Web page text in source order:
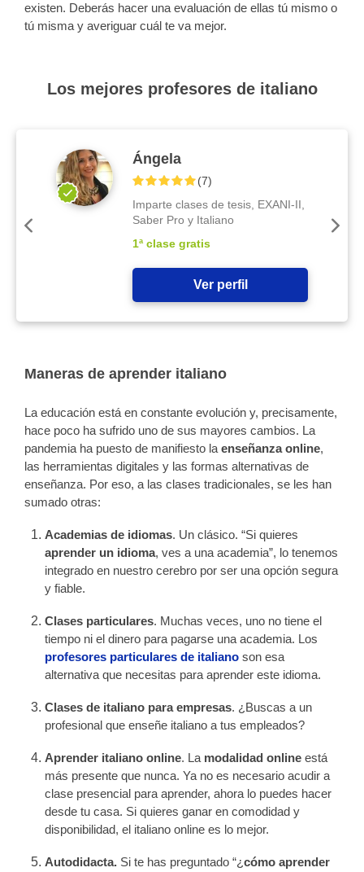
existen. Deberás hacer una evaluación de ellas tú mismo o
tú misma y averiguar cuál te va mejor.
Los mejores profesores de italiano
Ángela
(7)
Imparte clases de tesis, EXANI-II,
Saber Pro y Italiano
1ª clase gratis
Ver perfil
Maneras de aprender italiano
La educación está en constante evolución y, precisamente,
hace poco ha sufrido uno de sus mayores cambios. La
pandemia ha puesto de manifiesto la enseñanza online,
las herramientas digitales y las formas alternativas de
enseñanza. Por eso, a las clases tradicionales, se les han
sumado otras:
Academias de idiomas. Un clásico. “Si quieres
aprender un idioma, ves a una academia”, lo tenemos
integrado en nuestro cerebro por ser una opción segura
y fiable.
Clases particulares. Muchas veces, uno no tiene el
tiempo ni el dinero para pagarse una academia. Los
profesores particulares de italiano son esa
alternativa que necesitas para aprender este idioma.
Clases de italiano para empresas. ¿Buscas a un
profesional que enseñe italiano a tus empleados?
Aprender italiano online. La modalidad online está
más presente que nunca. Ya no es necesario acudir a
clase presencial para aprender, ahora lo puedes hacer
desde tu casa. Si quieres ganar en comodidad y
disponibilidad, el italiano online es lo mejor.
Autodidacta. Si te has preguntado “¿cómo aprender